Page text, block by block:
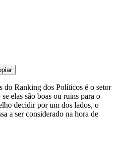
do Ranking dos Políticos é o setor
elas são boas ou ruins para o
decidir por um dos lados, o
a ser considerado na hora de